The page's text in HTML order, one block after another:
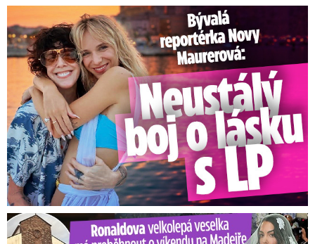
Bývalá reportérka Novy Maurerová: Neustálý boj o lásku s ...
Ronaldova velkolepá veselka na Madeiře: Svatba plná zákazů!